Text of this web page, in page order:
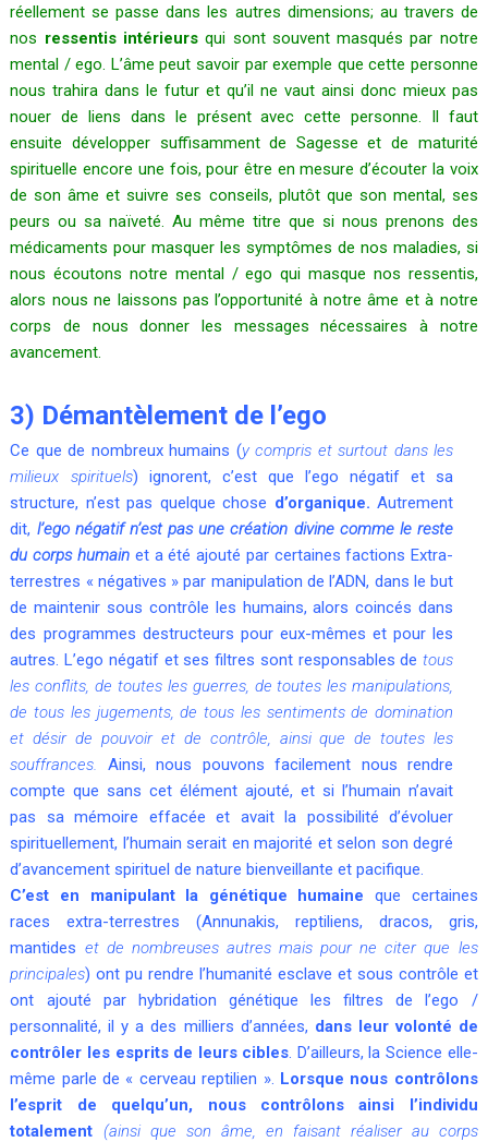
réellement se passe dans les autres dimensions; au travers de
nos ressentis intérieurs qui sont souvent masqués par notre
mental / ego. L’âme peut savoir par exemple que cette personne
nous trahira dans le futur et qu’il ne vaut ainsi donc mieux pas
nouer de liens dans le présent avec cette personne. Il faut
ensuite développer suffisamment de Sagesse et de maturité
spirituelle encore une fois, pour être en mesure d’écouter la voix
de son âme et suivre ses conseils, plutôt que son mental, ses
peurs ou sa naïveté. Au même titre que si nous prenons des
médicaments pour masquer les symptômes de nos maladies, si
nous écoutons notre mental / ego qui masque nos ressentis,
alors nous ne laissons pas l’opportunité à notre âme et à notre
corps de nous donner les messages nécessaires à notre
avancement.
3) Démantèlement de l’ego
Ce que de nombreux humains (y compris et surtout dans les
milieux spirituels) ignorent, c’est que l’ego négatif et sa
structure, n’est pas quelque chose d’organique. Autrement
dit, l’ego négatif n’est pas une création divine comme le reste
du corps humain et a été ajouté par certaines factions Extra-
terrestres « négatives » par manipulation de l’ADN, dans le but
de maintenir sous contrôle les humains, alors coincés dans
des programmes destructeurs pour eux-mêmes et pour les
autres. L’ego négatif et ses filtres sont responsables detous
les conflits, de toutes les guerres, de toutes les manipulations,
de tous les jugements, de tous les sentiments de domination
et désir de pouvoir et de contrôle, ainsi que de toutes les
souffrances. Ainsi, nous pouvons facilement nous rendre
compte que sans cet élément ajouté, et si l’humain n’avait
pas sa mémoire effacée et avait la possibilité d’évoluer
spirituellement, l’humain serait en majorité et selon son degré
d’avancement spirituel de nature bienveillante et pacifique.
C’est en manipulant la génétique humaine que certaines
races extra-terrestres (Annunakis, reptiliens, dracos, gris,
mantides et de nombreuses autres mais pour ne citer que les
principales) ont pu rendre l’humanité esclave et sous contrôle et
ont ajouté par hybridation génétique les filtres de l’ego /
personnalité, il y a des milliers d’années, dans leur volonté de
contrôler les esprits de leurs cibles. D’ailleurs, la Science elle-
même parle de « cerveau reptilien ». Lorsque nous contrôlons
l’esprit de quelqu’un, nous contrôlons ainsi l’individu
totalement (ainsi que son âme, en faisant réaliser au corps